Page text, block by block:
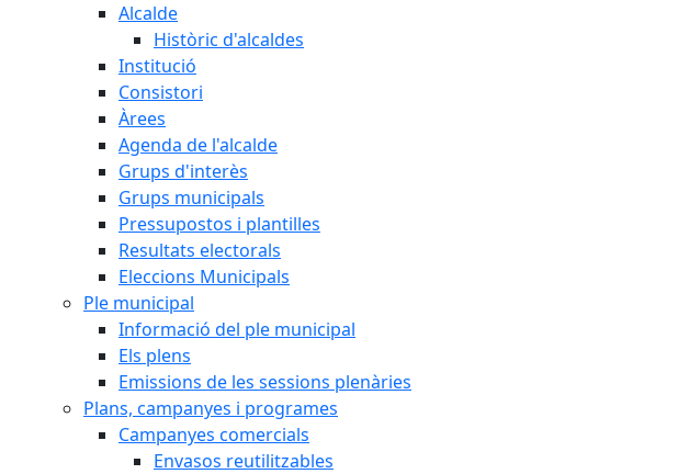
Alcalde
Històric d'alcaldes
Institució
Consistori
Àrees
Agenda de l'alcalde
Grups d'interès
Grups municipals
Pressupostos i plantilles
Resultats electorals
Eleccions Municipals
Ple municipal
Informació del ple municipal
Els plens
Emissions de les sessions plenàries
Plans, campanyes i programes
Campanyes comercials
Envasos reutilitzables